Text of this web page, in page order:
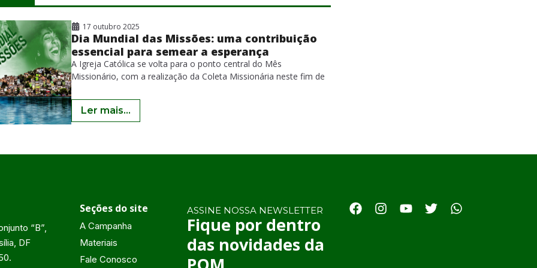
17 outubro 2025
Dia Mundial das Missões: uma contribuição
essencial para semear a esperança
A Igreja Católica se volta para o ponto central do Mês
Missionário, com a realização da Coleta Missionária neste fim de
Ler mais...
“B”,
DF
Seções do site
A Campanha
Materiais
Fale Conosco
ASSINE NOSSA NEWSLETTER
Fique por dentro
das novidades da